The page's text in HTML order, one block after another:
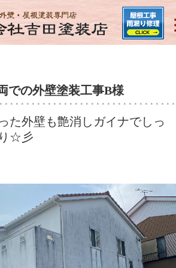
での外壁塗装工事B様
た外壁も艶消しガイナでしっ
☆彡